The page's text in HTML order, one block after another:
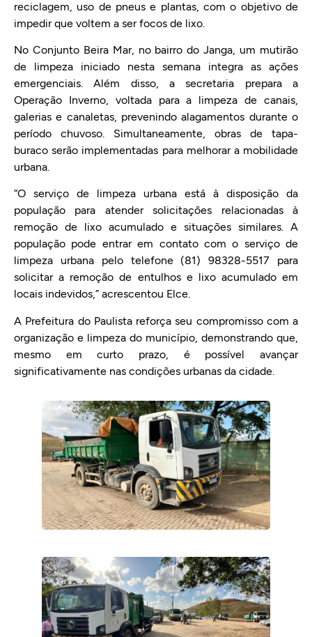
reciclagem, uso de pneus e plantas, com o objetivo de
impedir que voltem a ser focos de lixo.
No Conjunto Beira Mar, no bairro do Janga, um mutirão
de limpeza iniciado nesta semana integra as ações
emergenciais. Além disso, a secretaria prepara a
Operação Inverno, voltada para a limpeza de canais,
galerias e canaletas, prevenindo alagamentos durante o
período chuvoso. Simultaneamente, obras de tapa-
buraco serão implementadas para melhorar a mobilidade
urbana.
“O serviço de limpeza urbana está à disposição da
população para atender solicitações relacionadas à
remoção de lixo acumulado e situações similares. A
população pode entrar em contato com o serviço de
limpeza urbana pelo telefone (81) 98328-5517 para
solicitar a remoção de entulhos e lixo acumulado em
locais indevidos,” acrescentou Elce.
A Prefeitura do Paulista reforça seu compromisso com a
organização e limpeza do município, demonstrando que,
mesmo em curto prazo, é possível avançar
significativamente nas condições urbanas da cidade.